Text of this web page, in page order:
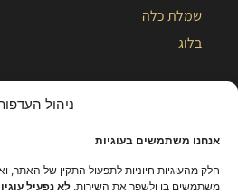
ניהול
אנחנו משתמשים בעוגיות
חלק מהעוגיות חיוניות לתפעול התקין של האתר,
משתמשים בו ולשפר את השירות. לא נפעיל
שמלת כלה
בלוג